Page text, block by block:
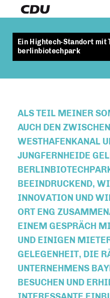
Ein Hightech-Standort mit
berlinbiotechpark
ALS TEIL MEINER
AUCH DEN
WESTHAFENKANAL
JUNGFERNHEIDE
BEEINDRUCKEND,
INNOVATION UND
ORT ENG
EINEM GESPRÄCH
UND EINIGEN
GELEGENHEIT, DIE
UNTERNEHMENS
BESUCHEN UND